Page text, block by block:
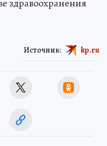
здравоохранения
Источник: kp.ru